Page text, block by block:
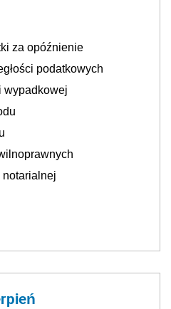
za opóźnienie
podatkowych
wypadkowej
notarialnej